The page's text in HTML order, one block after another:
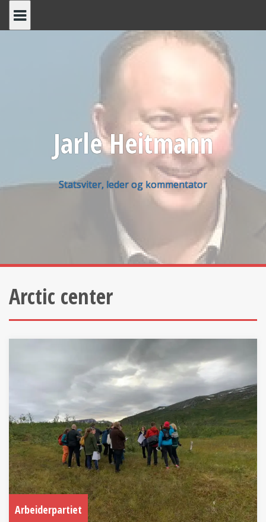
Jarle Heitmann
Statsviter, leder og kommentator
Arctic center
Arbeiderpartiet